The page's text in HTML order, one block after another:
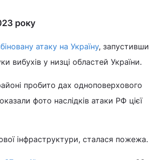
року
атаку на Україну, запустивши
вибухів у низці областей України.
пробито дах одноповерхового
фото наслідків атаки РФ цієї
інфраструктури, сталася пожежа.